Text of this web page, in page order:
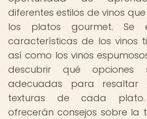
diferentes estilos de vinos
los platos gourmet. Se
características de los vinos
así como los vinos
descubrir qué
adecuadas para resaltar
texturas de cada
ofrecerán consejos sobre la